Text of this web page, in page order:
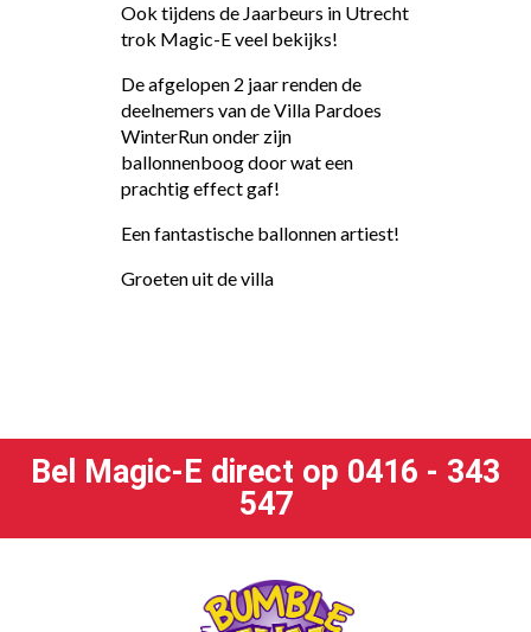
Ook tijdens de Jaarbeurs in Utrecht
trok Magic-E veel bekijks!
De afgelopen 2 jaar renden de
deelnemers van de Villa Pardoes
WinterRun onder zijn
ballonnenboog door wat een
prachtig effect gaf!
Een fantastische ballonnen artiest!
Groeten uit de villa
Bel Magic-E direct op 0416 - 343
547